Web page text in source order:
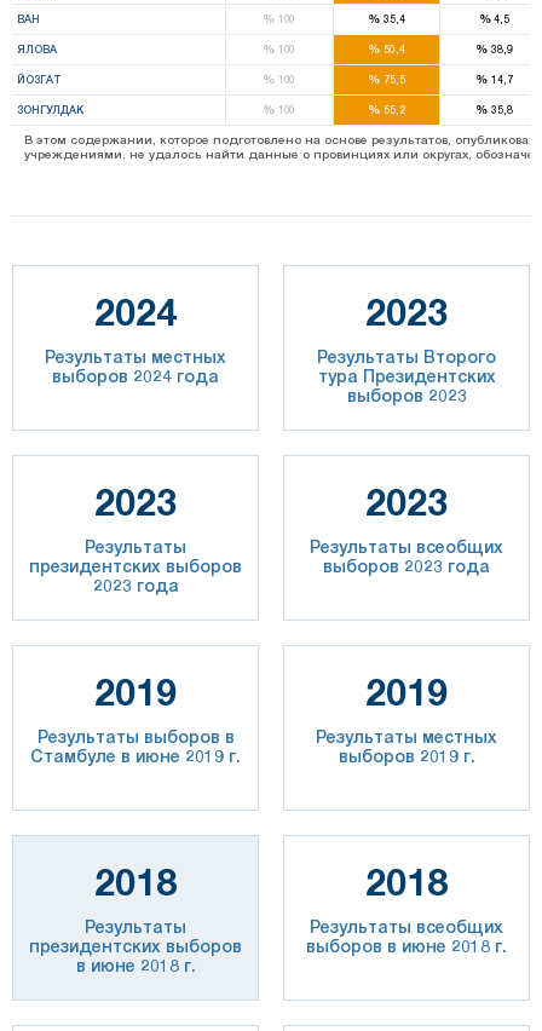
ВАН %100 % 35,4 %4,5
ЯЛОВА %100 % 50,4 % 38,9
ЙОЗГАТ %100 % 75,5 % 14,7
ЗОНГУЛДАК %100 % 55,2 % 35,8
В этом содержании, которое подготовлено на основе результатов,
учреждениями, не удалось найти данные о провинциях или округах,
2024
Результаты местных
выборов 2024 года
2023
Результаты Второго
тура Президентских
выборов 2023
2023
Результаты
президентских выборов
2023 года
2023
Результаты всеобщих
выборов 2023 года
2019
Результаты выборов в
Стамбуле в июне 2019 г.
2019
Результаты местных
выборов 2019 г.
2018
Результаты
президентских выборов
в июне 2018 г.
2018
Результаты всеобщих
выборов в июне 2018 г.